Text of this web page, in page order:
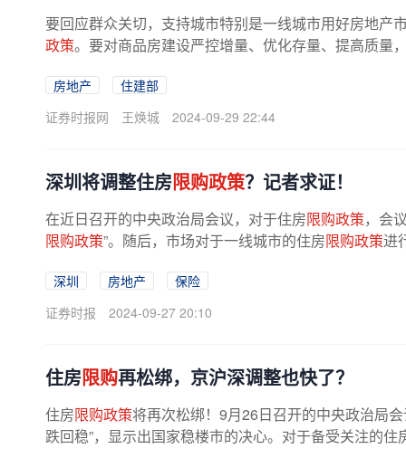
要回应群众关切，支持城市特别是一线城市用好房地产
政策。要对商品房建设严控增量、优化存量、提高质量
房地产
住建部
证券时报网
王焕城 2024-09-29 22:44
深圳将调整住房限购政策？记者求证！
在近日召开的中央政治局会议，对于住房限购政策，会
限购政策”。随后，市场对于一线城市的住房限购政策进
深圳 房地产
保险
证券时报
2024-09-27 20:10
住房限购再松绑，京沪深调整也快了？
住房限购政策将再次松绑！9月26日召开的中央政治局
跌回稳”，显示出国家稳楼市的决心。对于备受关注的住